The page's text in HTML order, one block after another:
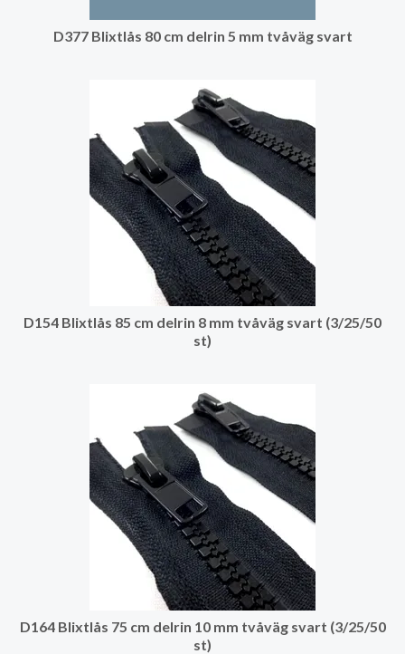
D377 Blixtlås 80 cm delrin 5 mm tvåväg svart
D154 Blixtlås 85 cm delrin 8 mm tvåväg svart (3/25/50
st)
D164 Blixtlås 75 cm delrin 10 mm tvåväg svart (3/25/50
st)